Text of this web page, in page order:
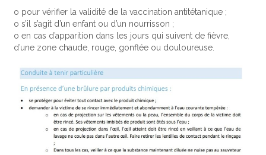
o pour vérifier la validité de la vaccination antitétanique ;
o s’il s’agit d’un enfant ou d’un nourrisson ;
o en cas d’apparition dans les jours qui suivent de fièvre,
d’une zone chaude, rouge, gonflée ou douloureuse.